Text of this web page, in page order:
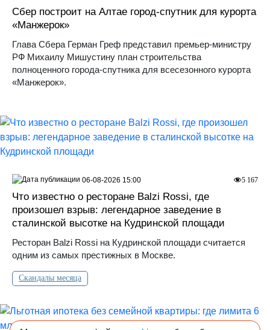
Сбер построит на Алтае город-спутник для курорта
«Манжерок»
Глава Сбера Герман Греф представил премьер-министру
РФ Михаилу Мишустину план строительства
полноценного города-спутника для всесезонного курорта
«Манжерок».
Что известно о ресторане Balzi Rossi, где
произошел взрыв: легендарное заведение в
сталинской высотке на Кудринской площади
Ресторан Balzi Rossi на Кудринской площади считается
одним из самых престижных в Москве.
Скандалы месяца
5 167
06-08-2026 15:00